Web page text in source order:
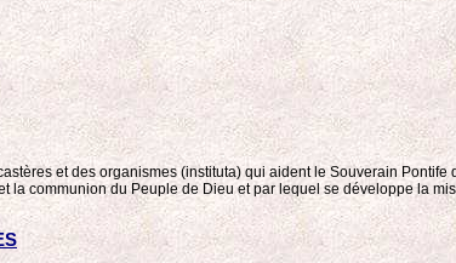
et des organismes (instituta) qui aident le Souverain
la communion du Peuple de Dieu et par lequel se développe la